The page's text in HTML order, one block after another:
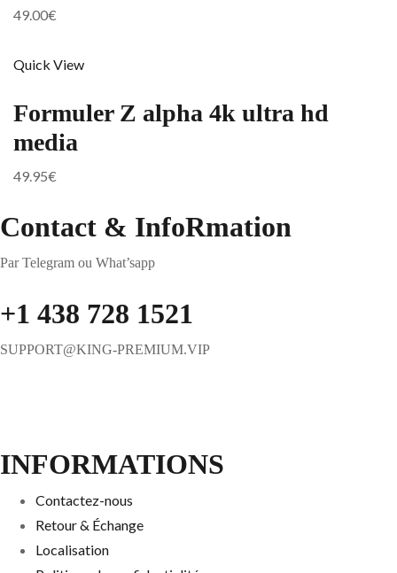
49.00€
Quick View
Formuler Z alpha 4k ultra hd
media
49.95€
Contact & InfoRmation
Par Telegram ou What’sapp
+1 438 728 1521
SUPPORT@KING-PREMIUM.VIP
INFORMATIONS
Contactez-nous
Retour & Échange
Localisation